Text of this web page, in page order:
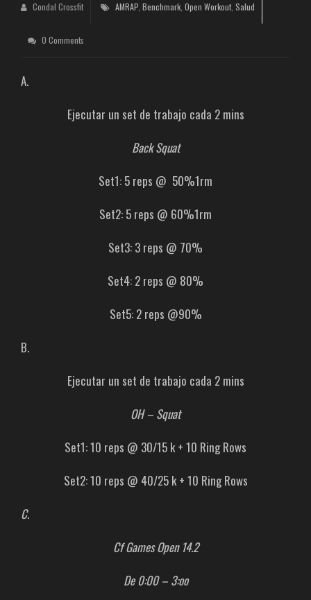
Condal Crossfit AMRAP Benchmark Open Workout Salud
0 Comments
A.
Ejecutar un set de trabajo cada 2 mins
Back Squat
Set1: 5 reps @ 50%1rm
Set2: 5 reps @ 60%1rm
Set3: 3 reps @ 70%
Set4: 2 reps @ 80%
Set5: 2 reps @90%
B.
Ejecutar un set de trabajo cada 2 mins
OH – Squat
Set1: 10 reps @ 30/15 k + 10 Ring Rows
Set2: 10 reps @ 40/25 k + 10 Ring Rows
C.
Cf Games Open 14.2
De 0:00 – 3:oo